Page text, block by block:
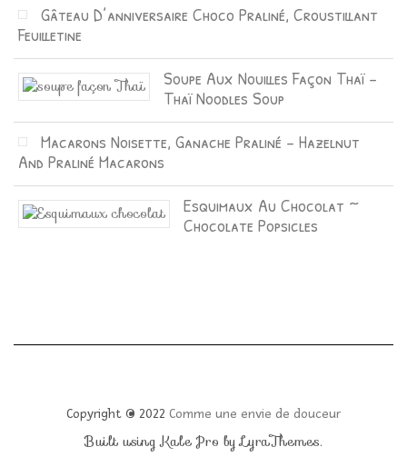
Gâteau D’anniversaire Choco Praliné, Croustillant
Feuilletine
Soupe Aux Nouilles Façon Thaï –
Thaï Noodles Soup
Macarons Noisette, Ganache Praliné – Hazelnut
And Praliné Macarons
Esquimaux Au Chocolat ~
Chocolate Popsicles
Copyright © 2022 Comme une envie de douceur
Built usingKale Pro byLyraThemes.